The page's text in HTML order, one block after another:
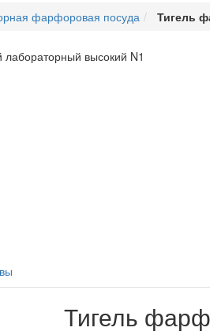
фарфоровая посуда Тигель
Тигель